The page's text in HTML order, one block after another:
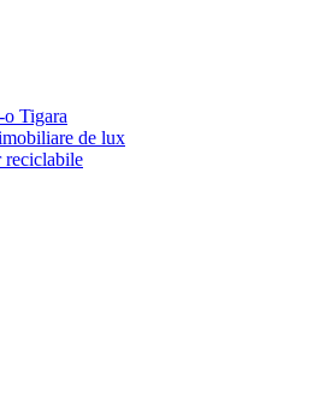
Tigara
de lux
reciclabile